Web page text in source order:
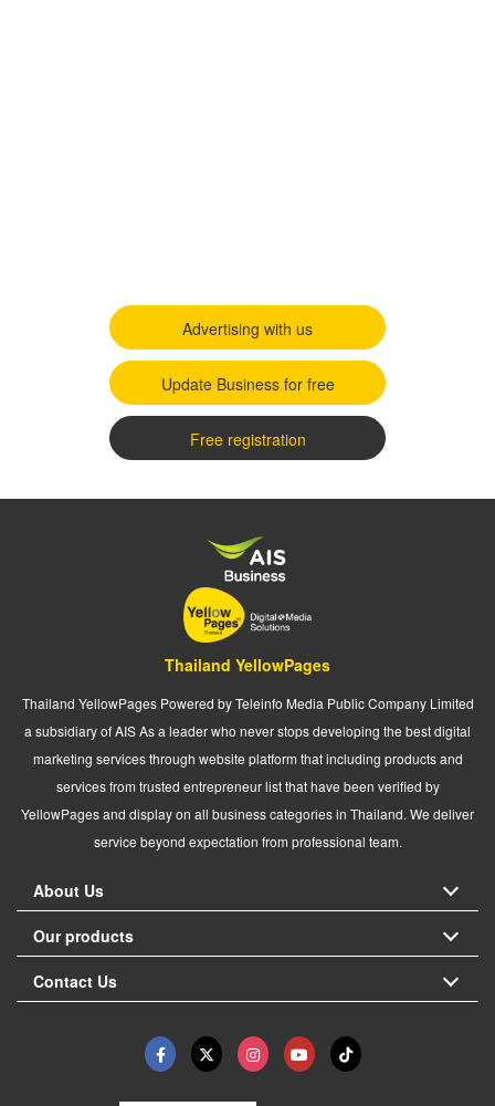
Advertising with us
Update Business for free
Free registration
Thailand YellowPages
Thailand YellowPages Powered by Teleinfo Media Public Company Limited
a subsidiary of AIS As a leader who never stops developing the best digital
marketing services through website platform that including products and
services from trusted entrepreneur list that have been verified by
YellowPages and display on all business categories in Thailand. We deliver
service beyond expectation from professional team.
About Us
Our products
Contact Us